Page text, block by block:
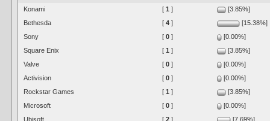
Konami [1 ]
[3.85%]
Bethesda
[4 ]
[15.38%]
Sony
[0 ]
[0.00%]
Square Enix
[1 ]
[3.85%]
Valve
[0 ]
[0.00%]
Activision
[0 ]
[0.00%]
Rockstar Games
[1 ]
[3.85%]
Microsoft
[0 ]
[0.00%]
Ubisoft
[2 ]
[7.69%]